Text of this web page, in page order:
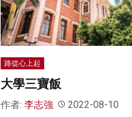
路從心上起
大學三寶飯
作者: 李志強 2022-08-10